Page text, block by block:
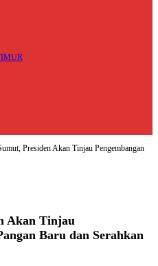
Presiden Akan Tinjau Pengembangan
Akan Tinjau
Baru dan Serahkan